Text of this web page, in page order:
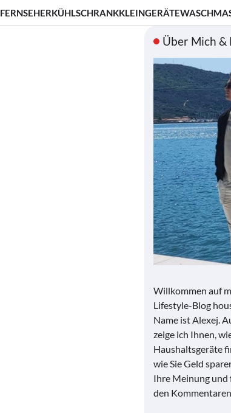
FERNSEHERKÜHLSCHRANKKLEINGERÄTE
Über Mich &
Willkommen auf
Lifestyle-Blog
Name ist Alexej.
zeige ich Ihnen,
Haushaltsgeräte
wie Sie Geld
Ihre Meinung und
den Kommentaren.